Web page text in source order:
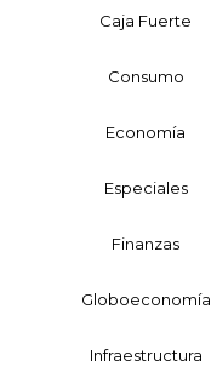
Caja Fuerte
Consumo
Economía
Especiales
Finanzas
Globoeconomía
Infraestructura